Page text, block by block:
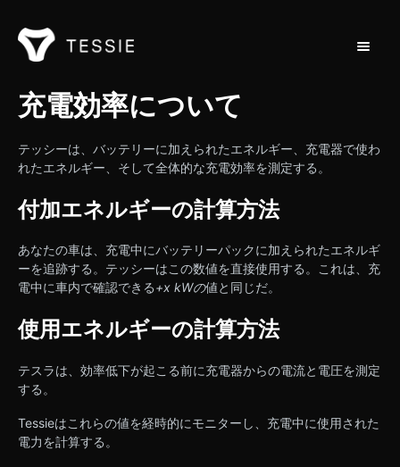
トグル
ホーム
連絡先
充電効率について
テッシーは、バッテリーに加えられたエネルギー、充電器で使わ
れたエネルギー、そして全体的な充電効率を測定する。
付加エネルギーの計算方法
あなたの車は、充電中にバッテリーパックに加えられたエネルギ
ーを追跡する。テッシーはこの数値を直接使用する。これは、充
電中に車内で確認できる+x kWの値と同じだ。
使用エネルギーの計算方法
テスラは、効率低下が起こる前に充電器からの電流と電圧を測定
する。
Tessieはこれらの値を経時的にモニターし、充電中に使用された
電力を計算する。